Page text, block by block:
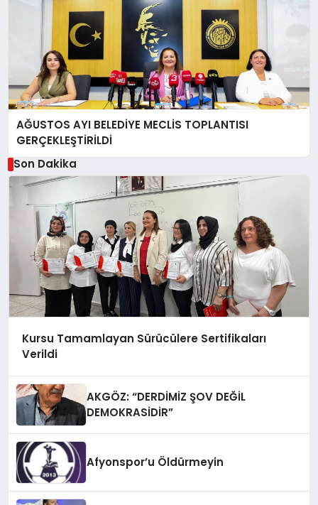
AĞUSTOS AYI BELEDİYE MECLİS TOPLANTISI
GERÇEKLEŞTİRİLDİ
Son Dakika
Kursu Tamamlayan Sürücülere Sertifikaları
Verildi
AKGÖZ: “DERDİMİZ ŞOV DEĞİL
DEMOKRASİDİR”
Afyonspor’u Öldürmeyin